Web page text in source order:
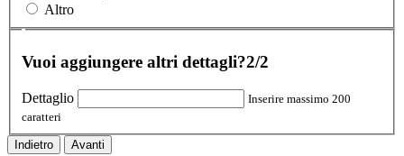
Altro
Vuoi aggiungere altri dettagli?2/2
Dettaglio
Inserire massimo 200
caratteri
Indietro Avanti